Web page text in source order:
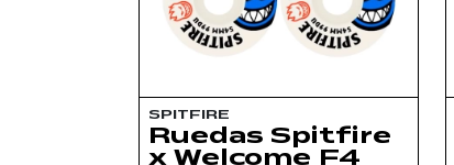
SPITFIRE
Ruedas Spitfire
x Welcome F4